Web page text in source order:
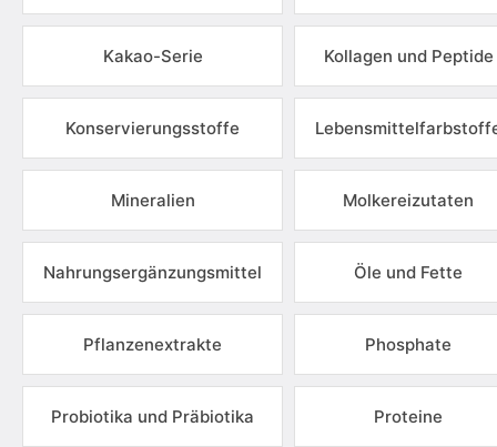
Kakao-Serie Kollagen und Peptide
Konservierungsstoffe
Mineralien Molkereizutaten
Nahrungsergänzungsmittel Öle und Fette
Pflanzenextrakte Phosphate
Probiotika und Präbiotika Proteine